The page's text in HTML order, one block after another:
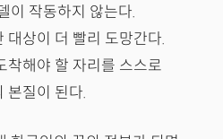
이 작동하지 않는다.
대상이 더 빨리 도망간다.
착해야 할 자리를 스스로
본질이 된다.